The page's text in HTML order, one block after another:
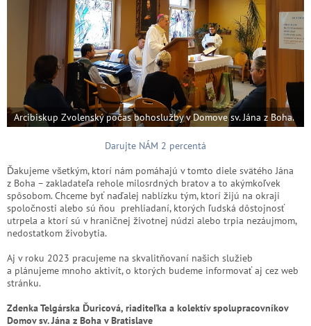
Arcibiskup Zvolenský počas bohoslužby v Domove sv. Jána z Boha.
Darujte NÁM 2 percentá
Ďakujeme všetkým, ktorí nám pomáhajú v tomto diele svätého Jána
z Boha – zakladateľa rehole milosrdných bratov a to akýmkoľvek
spôsobom. Chceme byť naďalej nablízku tým, ktorí žijú na okraji
spoločnosti alebo sú ňou prehliadaní, ktorých ľudská dôstojnosť
utrpela a ktorí sú v hraničnej životnej núdzi alebo trpia nezáujmom,
nedostatkom živobytia.
Aj v roku 2023 pracujeme na skvalitňovaní našich služieb
a plánujeme mnoho aktivít, o ktorých budeme informovať aj cez web
stránku.
Zdenka Telgárska Ďuricová, riaditeľka a kolektív spolupracovníkov
Domov sv. Jána z Boha v Bratislave